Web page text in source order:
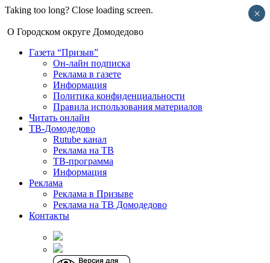
Taking too long? Close loading screen.
О Городском округе Домодедово
Газета “Призыв”
Он-лайн подписка
Реклама в газете
Информация
Политика конфиденциальности
Правила использования материалов
Читать онлайн
ТВ-Домодедово
Rutube канал
Реклама на ТВ
ТВ-программа
Информация
Реклама
Реклама в Призыве
Реклама на ТВ Домодедово
Контакты
×